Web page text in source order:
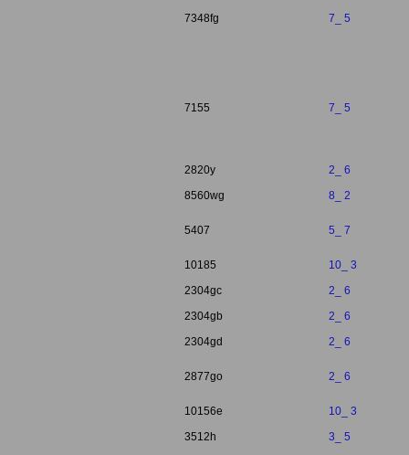
7348fg 7_ 5
7155 7_ 5
2820y
2_ 6
8560wg
8_ 2
5407 5_ 7
10185
10_ 3
2304gc
2_ 6
2304gb
2_ 6
2304gd
2_ 6
2877go 2_ 6
10156e
10_ 3
3512h
3_ 5